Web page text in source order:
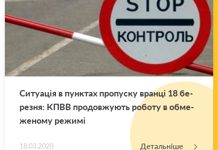
Си­ту­а­ція в пун­ктах про­пу­ску вран­ці 18 бе­
ре­зня: КПВВ про­дов­жу­ють ро­бо­ту в обме­
же­но­му ре­жи­мі
18.03.2020 Детальніше